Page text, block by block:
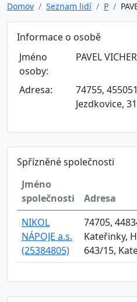
Domov Seznam lidí P
Informace o osobě
Jméno
osoby:
PAVEL
Adresa:
74755,
Jezdkovice, 31
Spřízněné společnosti
Jméno
společnosti
Adresa
NIKOL
NÁPOJE a.s.
(25384805)
74705,
Kateřinky,
643/15,